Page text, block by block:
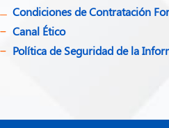
Condiciones de Contratación
Canal Ético
Política de Seguridad de la